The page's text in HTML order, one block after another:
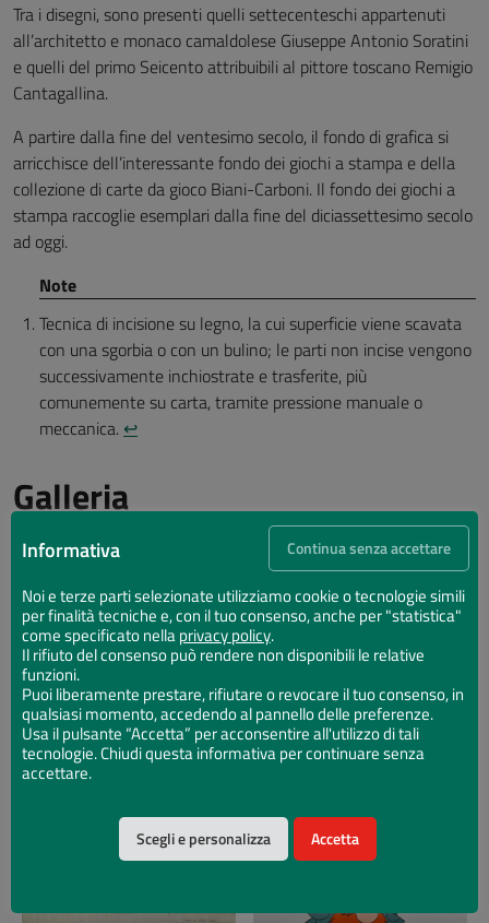
Tra i disegni, sono presenti quelli settecenteschi appartenuti
all’architetto e monaco camaldolese Giuseppe Antonio Soratini
e quelli del primo Seicento attribuibili al pittore toscano Remigio
Cantagallina.
A partire dalla fine del ventesimo secolo, il fondo di grafica si
arricchisce dell’interessante fondo dei giochi a stampa e della
collezione di carte da gioco Biani-Carboni. Il fondo dei giochi a
stampa raccoglie esemplari dalla fine del diciassettesimo secolo
ad oggi.
Tecnica di incisione su legno, la cui superficie viene scavata
con una sgorbia o con un bulino; le parti non incise vengono
successivamente inchiostrate e trasferite, più
comunemente su carta, tramite pressione manuale o
meccanica. ↩︎
Galleria
Informativa
Noi e terze parti selezionate utilizziamo cookie o tecnologie simili
per finalità tecniche e, con il tuo consenso, anche per "statistica"
come specificato nellaprivacy policy.
Il rifiuto del consenso può rendere non disponibili le relative
funzioni.
Puoi liberamente prestare, rifiutare o revocare il tuo consenso, in
qualsiasi momento, accedendo al pannello delle preferenze.
Usa il pulsante “Accetta” per acconsentire all'utilizzo di tali
tecnologie. Chiudi questa informativa per continuare senza
accettare.
Scegli e personalizza Accetta
Continua senza accettare